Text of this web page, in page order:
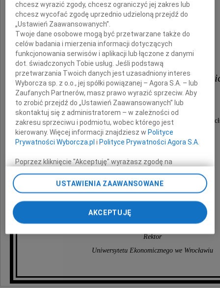
Wyrazy głębokiego współczucia
Panu
prof. dr. hab. Wojciechowi
Dyrektorowi Naczelnemu
Wojewódzkiego Szpitala Specjalistycznego we
z powodu śmierci
Mamy
Rektor
Uniwersytetu Ekonomicznego we Wrocławiu
chcesz wyrazić zgody, chcesz ograniczyć jej zakres lub
chcesz wycofać zgodę uprzednio udzieloną przejdź do
„Ustawień Zaawansowanych”.
Twoje dane osobowe mogą być przetwarzane także do
celów badania i mierzenia informacji dotyczących
funkcjonowania serwisów i aplikacji lub łączone z danymi
dot. świadczonych Tobie usług. Jeśli podstawą
przetwarzania Twoich danych jest uzasadniony interes
Wyborcza sp. z o.o., jej spółki powiązanej – Agora S.A. – lub
Zaufanych Partnerów, masz prawo wyrazić sprzeciw. Aby
to zrobić przejdź do „Ustawień Zaawansowanych” lub
skontaktuj się z administratorem – w zależności od
zakresu sprzeciwu i podmiotu, wobec którego jest
kierowany. Więcej informacji znajdziesz w Polityce
Prywatności Wyborcza.pl i Polityce Prywatności Agora S.A.
Poprzez kliknięcie "Akceptuję" wyrażasz zgodę na
zainstalowanie i przechowywanie plików typu cookie
Wyborczej sp. z o. o. jej Zaufanych Partnerów i Agora S.A.
na Twoim urządzeniu końcowym. Możesz też w każdej
chwili zmienić swoje preferencje dot. plików cookie,
ponownie wywołując narzędzie do zarządzania Twoimi
preferencjami dot. przetwarzania danych poprzez
przechodząc do sekcji „Ustawienia zaawansowane”.
Zmiana ustawień plików cookie możliwa jest także za
My, nasi Zaufani Partnerzy i Agora S.A. możemy
USTAWIENIA ZAAWANSOWANE
AKCEPTUJĘ